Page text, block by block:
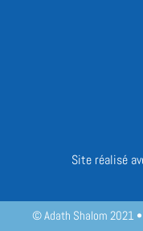
Site réalisé
© Adath Shalom 2021